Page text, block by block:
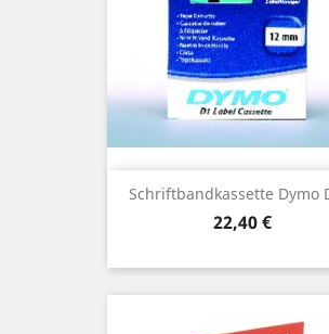
Schriftbandkassette Dymo
Preis
22,40 €